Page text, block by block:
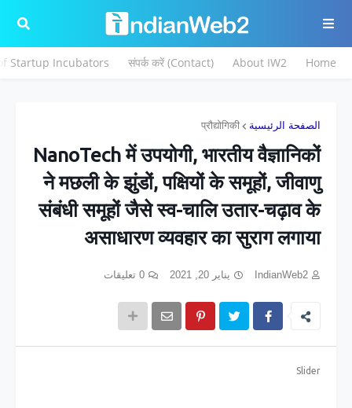
Home
About IW2
संपर्क करें (Contact)
Startup Incubators
الصفحة الرئيسية प्रौद्योगिकी
NanoTech में उपयोगी, भारतीय वैज्ञानिकों
ने मछली के झुंडों, पक्षियों के समूहों, जीवाणु
संबंधी समूहों जैसे स्व-चालि उतार-चढ़ाव के
असाधारण व्यवहार का सुराग लगाया
IndianWeb2 يناير 20, 2021 0 تعليقات
Slider